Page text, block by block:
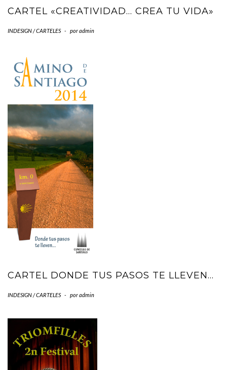
CARTEL «CREATIVIDAD… CREA TU VIDA»
INDESIGN / CARTELES - poradmin
CARTEL DONDE TUS PASOS TE LLEVEN…
INDESIGN / CARTELES - poradmin